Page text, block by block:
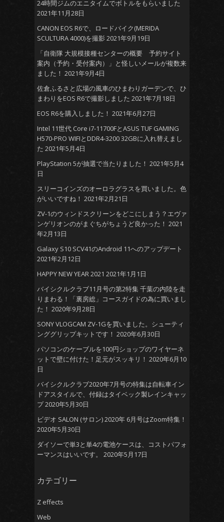
24時間ジムのエニタイムでボトルをもらいました
2021年11月28日
CANON EOS R6で、ロードバイク(MERIDA
SCULTURA 4000)を撮影 2021年9月19日
「自衛隊 大規模接種センターの概要 予約サイト
案内（予約・受付案内）」と怪しいメールが複数来
ました！ 2021年9月4日
佐倉ふるさと広場の風車のひまわりガーデンで、ひ
まわりをEOS R6で撮影しました 2021年7月18日
EOS R6を購入しました！ 2021年6月27日
Intel 11世代 Core i7-11700FとASUS TUF GAMING
H570-PRO WIFIとDDR4-3200 32GBに入れ替えまし
た 2021年5月4日
PlayStation 5が抽選で当たりました！ 2021年5月4
日
スリーコインズのオーロラグラスを買いました。色
がいいですね！ 2021年2月21日
ZV-1のウィンドスクリーンをどこにしまう？エヴァ
ンゲリオンのがまぐちがちょうど良かった！ 2021
年2月13日
Galaxy S10 SCV41のAndroid 11へのアップデート
2021年2月12日
HAPPY NEW YEAR 2021 2021年1月1日
バイシクルクラブ11月号の第2特集 千葉の内陸を走
りまわる！「裏房総」コースガイドの為に買いまし
た！ 2020年9月28日
SONY VLOGCAM ZV-1Gを買いました。シューティ
ンググリップキットです！ 2020年6月30日
パソコンのケーブルを100円ショップのワイヤーネ
ットで壁に付けた！足元がスッキリ！ 2020年6月10
日
バイシクルクラブ2020年7月号の特集は自転車イン
ドアスタイルで、付録はタイベック製レインキャッ
プ2020年5月30日
ビデオ SALON (サロン) 2020年 6月号はZoom特集！
2020年5月30日
ダイソーで単3と単4の電池ケースは、コストパフォ
ーマンスはいいです。
2020年5月17日
カテゴリー
Z effects
Web